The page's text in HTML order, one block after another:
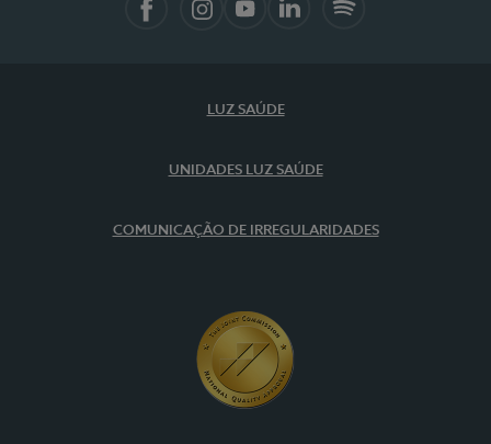
LUZ SAÚDE
UNIDADES LUZ SAÚDE
COMUNICAÇÃO DE IRREGULARIDADES